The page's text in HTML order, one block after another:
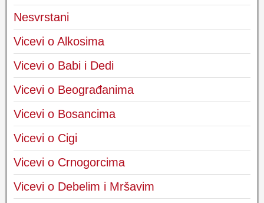
Nesvrstani
Vicevi o Alkosima
Vicevi o Babi i Dedi
Vicevi o Beograđanima
Vicevi o Bosancima
Vicevi o Cigi
Vicevi o Crnogorcima
Vicevi o Debelim i Mršavim